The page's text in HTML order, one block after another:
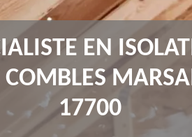
EN
COMBLES
17700